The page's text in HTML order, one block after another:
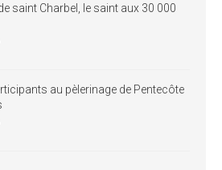
saint Charbel, le saint aux 30 000
au pèlerinage de Pentecôte